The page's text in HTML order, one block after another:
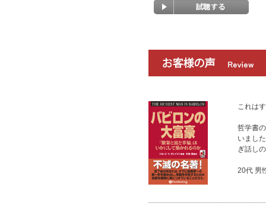
これは
哲学書
いまし
ぎ話し
20代 男